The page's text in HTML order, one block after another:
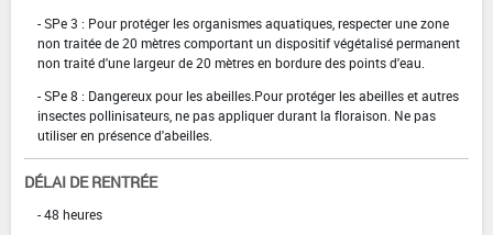
- SPe 3 : Pour protéger les organismes aquatiques, respecter une zone
non traitée de 20 mètres comportant un dispositif végétalisé permanent
non traité d'une largeur de 20 mètres en bordure des points d'eau.
- SPe 8 : Dangereux pour les abeilles.Pour protéger les abeilles et autres
insectes pollinisateurs, ne pas appliquer durant la floraison. Ne pas
utiliser en présence d'abeilles.
DÉLAI DE RENTRÉE
- 48 heures